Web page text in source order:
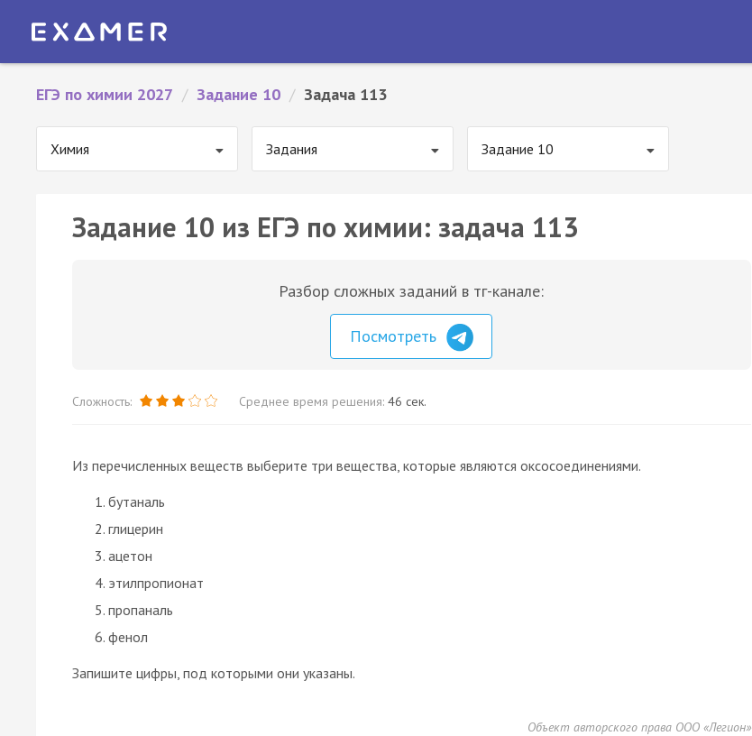
ЕГЭ по химии 2027 / Задание 10 / Задача 113
Химия Задания Задание 10
Задание 10 из ЕГЭ по химии: задача 113
Разбор сложных заданий в тг-канале:
Посмотреть
Сложность: Среднее время решения: 46 сек.
Из перечисленных веществ выберите три вещества, которые являются оксосоединениями.
бутаналь
глицерин
ацетон
этилпропионат
пропаналь
фенол
Запишите цифры, под которыми они указаны.
Объект авторского права ООО «Легион»